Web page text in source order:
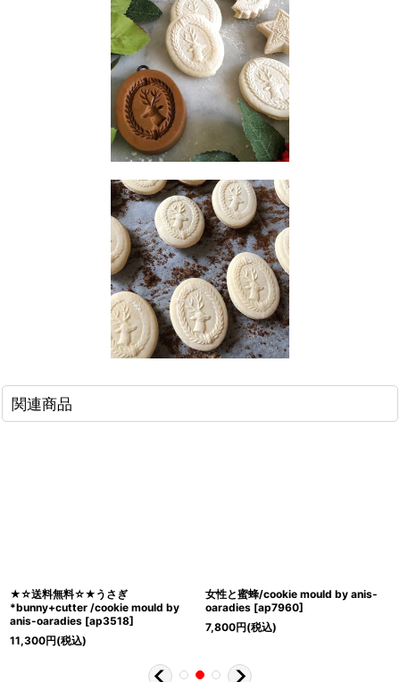
関連商品
★☆送料無料☆★うさぎ
*bunny+cutter /cookie mould by
anis-oaradies [ap3518]
11,300円(税込)
女性と蜜蜂/cookie mould by anis-
oaradies [ap7960]
7,800円(税込)